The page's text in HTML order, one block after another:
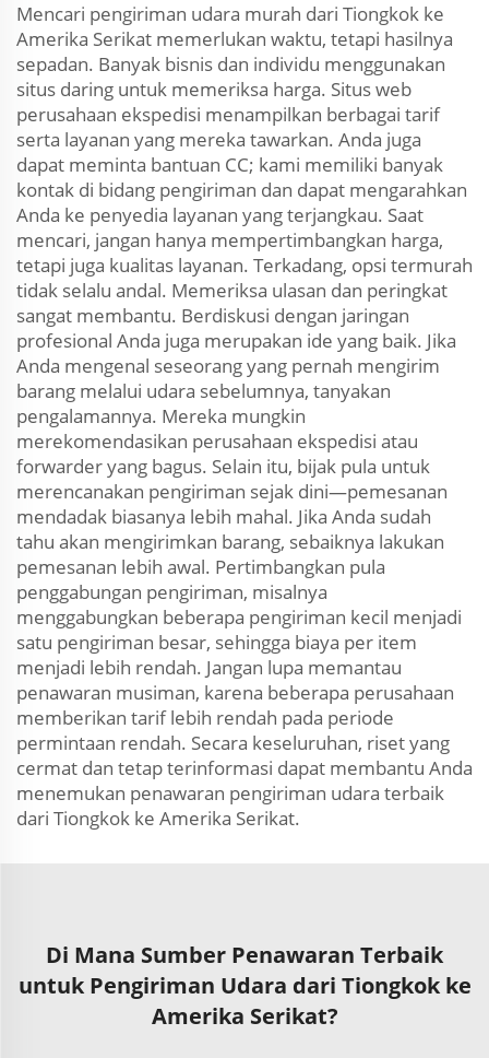
Mencari pengiriman udara murah dari Tiongkok ke
Amerika Serikat memerlukan waktu, tetapi hasilnya
sepadan. Banyak bisnis dan individu menggunakan
situs daring untuk memeriksa harga. Situs web
perusahaan ekspedisi menampilkan berbagai tarif
serta layanan yang mereka tawarkan. Anda juga
dapat meminta bantuan CC; kami memiliki banyak
kontak di bidang pengiriman dan dapat mengarahkan
Anda ke penyedia layanan yang terjangkau. Saat
mencari, jangan hanya mempertimbangkan harga,
tetapi juga kualitas layanan. Terkadang, opsi termurah
tidak selalu andal. Memeriksa ulasan dan peringkat
sangat membantu. Berdiskusi dengan jaringan
profesional Anda juga merupakan ide yang baik. Jika
Anda mengenal seseorang yang pernah mengirim
barang melalui udara sebelumnya, tanyakan
pengalamannya. Mereka mungkin
merekomendasikan perusahaan ekspedisi atau
forwarder yang bagus. Selain itu, bijak pula untuk
merencanakan pengiriman sejak dini—pemesanan
mendadak biasanya lebih mahal. Jika Anda sudah
tahu akan mengirimkan barang, sebaiknya lakukan
pemesanan lebih awal. Pertimbangkan pula
penggabungan pengiriman, misalnya
menggabungkan beberapa pengiriman kecil menjadi
satu pengiriman besar, sehingga biaya per item
menjadi lebih rendah. Jangan lupa memantau
penawaran musiman, karena beberapa perusahaan
memberikan tarif lebih rendah pada periode
permintaan rendah. Secara keseluruhan, riset yang
cermat dan tetap terinformasi dapat membantu Anda
menemukan penawaran pengiriman udara terbaik
dari Tiongkok ke Amerika Serikat.
Di Mana Sumber Penawaran Terbaik
untuk Pengiriman Udara dari Tiongkok ke
Amerika Serikat?